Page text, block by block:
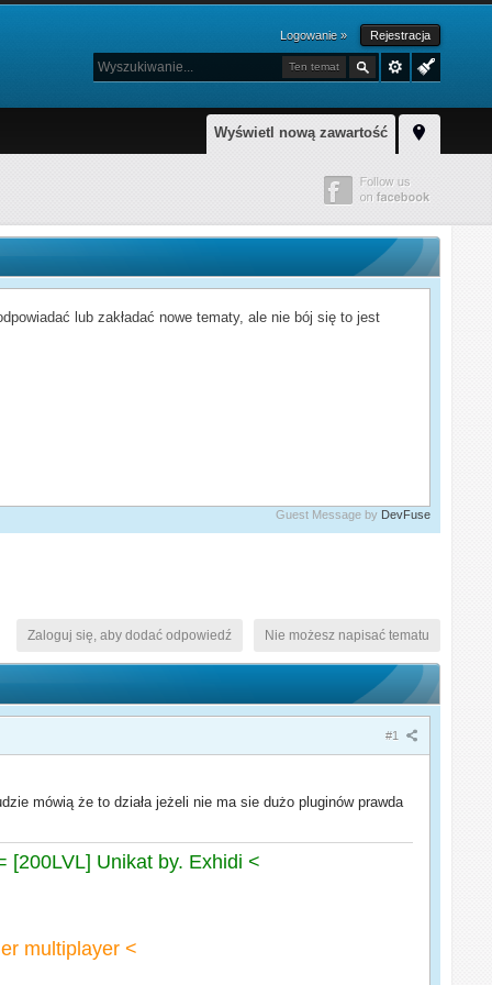
Logowanie » Rejestracja
Ten temat
Wyświetl nową zawartość
lub zakładać nowe tematy, ale nie bój się to jest
Guest Message by DevFuse
Nie możesz napisać tematu
Zaloguj się, aby dodać odpowiedź
#1
mówią że to działa jeżeli nie ma sie dużo pluginów prawda
[200LVL] Unikat by. Exhidi <
multiplayer <